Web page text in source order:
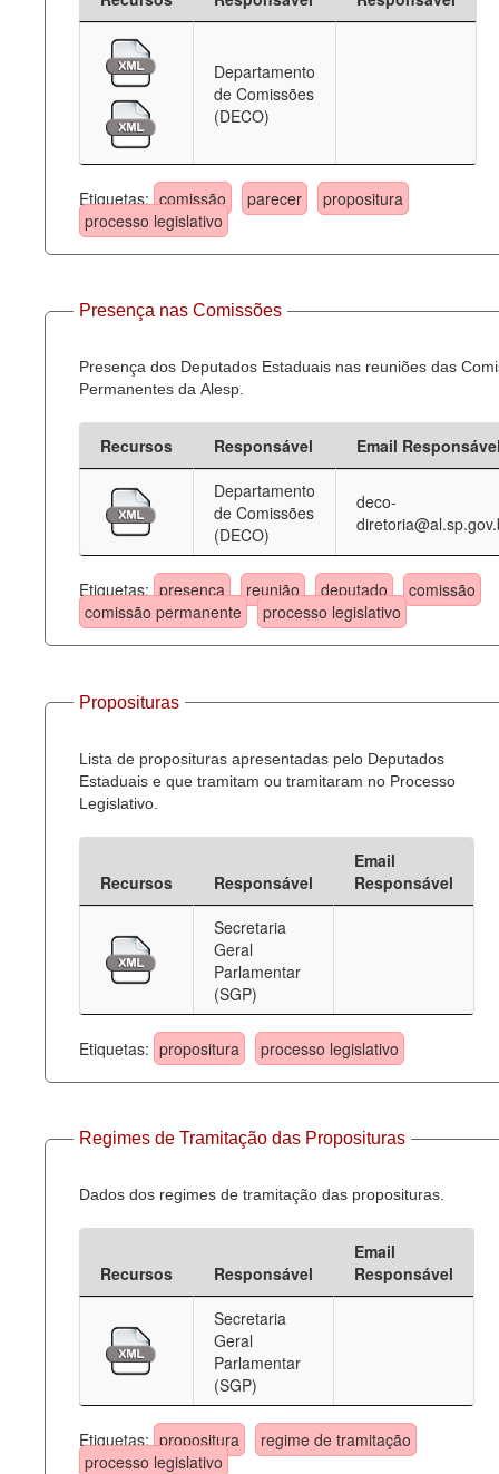
Departamento
de Comissões
(DECO)
Etiquetas: comissão parecer
propositura
processo legislativo
Presença nas Comissões
Presença dos Deputados Estaduais nas reuniões das
Permanentes da Alesp.
Recursos Responsável
Email
Departamento
de Comissões
(DECO)
deco-
Etiquetas: presença reunião deputado
comissão
comissão permanente
processo legislativo
Proposituras
Lista de proposituras apresentadas pelo Deputados
Estaduais e que tramitam ou tramitaram no Processo
Legislativo.
Recursos Responsável
Email
Responsável
Secretaria
Geral
Parlamentar
(SGP)
Etiquetas: propositura processo legislativo
Regimes de Tramitação das Proposituras
Dados dos regimes de tramitação das proposituras.
Recursos Responsável
Email
Responsável
Secretaria
Geral
Parlamentar
(SGP)
Etiquetas: propositura
regime de tramitação
processo legislativo